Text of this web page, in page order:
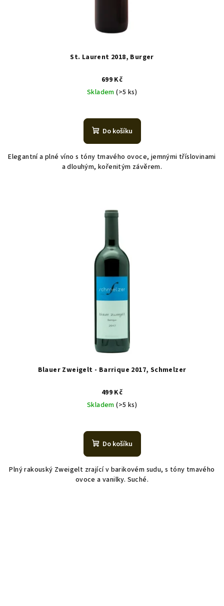
St. Laurent 2018, Burger
699 Kč
Skladem(>5 ks)
Do košíku
Elegantní a plné víno s tóny tmavého ovoce, jemnými tříslovinami
a dlouhým, kořenitým závěrem.
Blauer Zweigelt - Barrique 2017, Schmelzer
499 Kč
Skladem(>5 ks)
hodnocení
produktu
z
5
Do košíku
Plný rakouský Zweigelt zrající v barikovém sudu, s tóny tmavého
ovoce a vanilky. Suché.